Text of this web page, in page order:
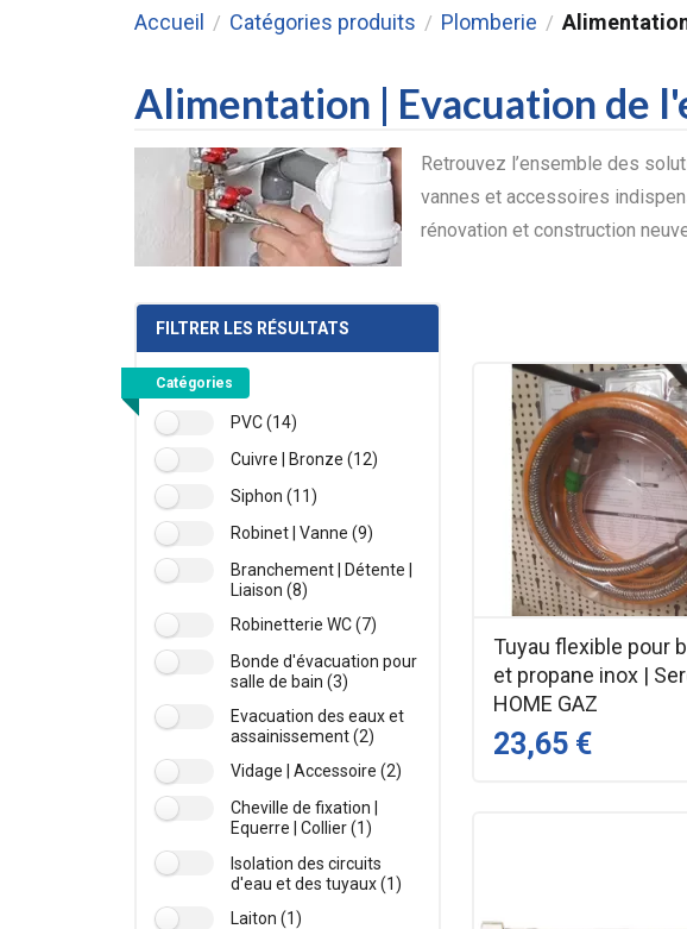
Accueil / Catégories produits / Plomberie /
Alimentation | Evacuation de
Retrouvez l’ensemble des
vannes et accessoires
rénovation et construction
FILTRER LES RÉSULTATS
Catégories
PVC (14)
Cuivre | Bronze (12)
Siphon (11)
Robinet | Vanne (9)
Branchement | Détente |
Liaison (8)
Robinetterie WC (7)
Bonde d'évacuation pour
salle de bain (3)
Evacuation des eaux et
assainissement (2)
Vidage | Accessoire (2)
Cheville de fixation |
Equerre | Collier (1)
Isolation des circuits
d'eau et des tuyaux (1)
Laiton (1)
Tuyau flexible pour
et propane inox |
HOME GAZ
23,65 €